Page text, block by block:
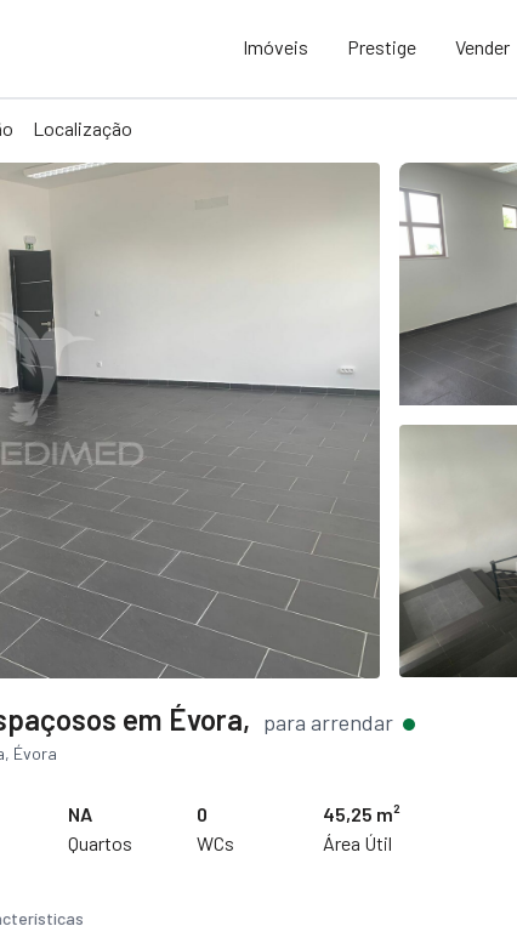
Imóveis Prestige Vender
Localização
em Évora, para arrendar
Évora
NA
Quartos
0
WCs
45,25 m²
Área Útil